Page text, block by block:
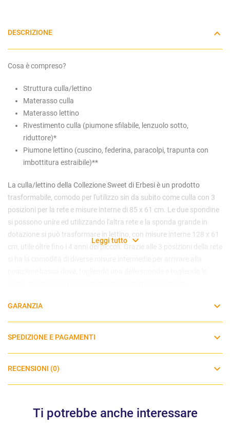
DESCRIZIONE
Cosa è compreso?
Struttura culla/lettino
Materasso culla
Materasso lettino
Rivestimento culla (piumone sfilabile, lenzuolo sotto,
riduttore)*
Piumone lettino (cuscino, federina, paracolpi, trapunta con
imbottitura estraibile)**
La culla/lettino della Collezione Sweet di Erbesi è un prodotto
trasformabile, comodo per l'utilizzo sin da subito come culla con 3
posizioni per la rete e misure interne di 85 x 61 cm. Le due spondine
si possono unire ed utilizzando l'altra rete e la sponda grande in
dotazione si può trasformare in lettino, con misure interne 128 x 61
cm, utile oltre fino i 4 anni dei piccoli. Grazie alle 3 posizioni della rete
Dimensioni della culla: 89,5 x 67 x 89h cm
Dimensioni del lettino: 132,5 x 67 x 89h cm
**Il piumone lettino è disponibile nelle seguenti varianti: grigio,
Leggi tutto
GARANZIA
SPEDIZIONE E PAGAMENTI
RECENSIONI (0)
Ti potrebbe anche interessare